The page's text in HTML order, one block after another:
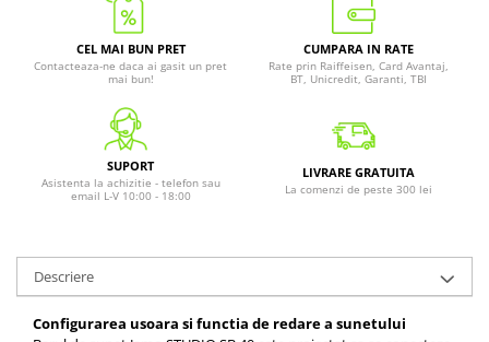
CEL MAI BUN PRET
Contacteaza-ne daca ai gasit un pret
mai bun!
CUMPARA IN RATE
Rate prin Raiffeisen, Card Avantaj,
BT, Unicredit, Garanti, TBI
SUPORT
Asistenta la achizitie - telefon sau
email L-V 10:00 - 18:00
LIVRARE GRATUITA
La comenzi de peste 300 lei
Descriere
Configurarea usoara si functia de redare a sunetului